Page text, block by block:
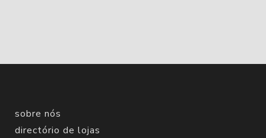
sobre nós
directório de lojas